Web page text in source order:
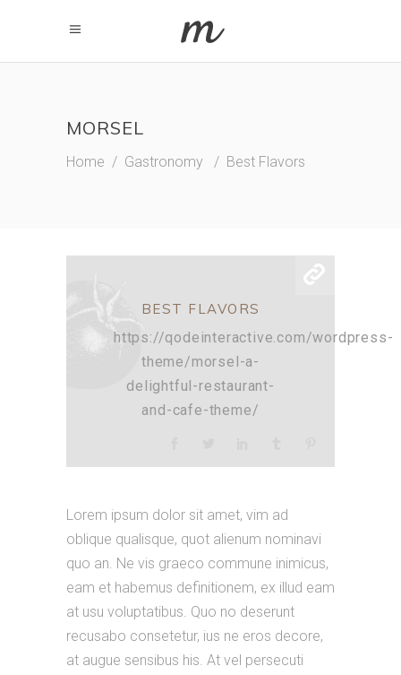
MORSEL
Home / Gastronomy / Best Flavors
BEST FLAVORS
https://qodeinteractive.com/wordpress-
theme/morsel-a-
delightful-restaurant-
and-cafe-theme/
Lorem ipsum dolor sit amet, vim ad
oblique qualisque, quot alienum nominavi
quo an. Ne vis graeco commune inimicus,
eam et habemus definitionem, ex illud eam
at usu voluptatibus. Quo no deserunt
recusabo consetetur, ius ne eros decore,
at augue sensibus his. At vel persecuti